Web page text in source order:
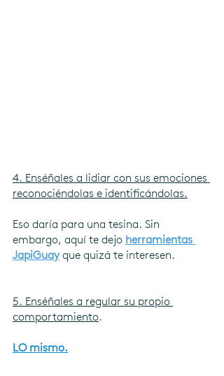
4. Enséñales a lidiar con sus emociones
reconociéndolas e identificándolas.
Eso daría para una tesina. Sin
embargo, aquí te dejo herramientas
JapiGuay que quizá te interesen.
5. Enséñales a regular su propio
comportamiento.
LO mismo.